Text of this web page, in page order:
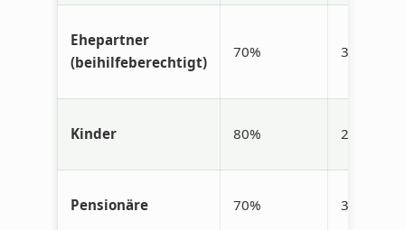
Ehepartner
(beihilfeberechtigt)
70% 30%
Kinder 80% 20%
Pensionäre 70% 30%